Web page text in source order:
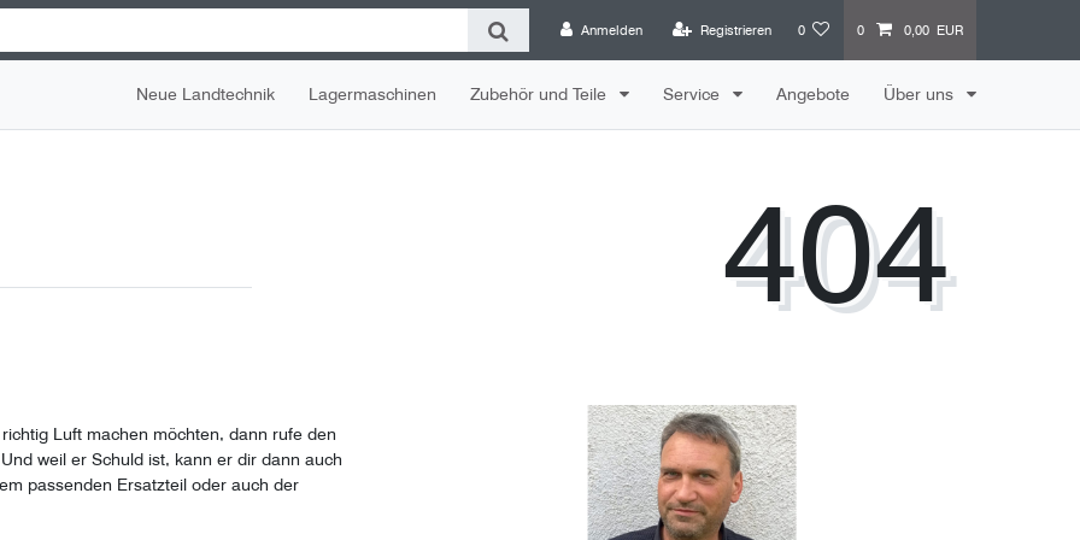
Anmelden Registrieren 0 0 0,00 EUR
Neue Landtechnik Lagermaschinen Zubehör und Teile Service Angebote Über uns
404
Luft machen möchten, dann rufe den
weil er Schuld ist, kann er dir dann auch
passenden Ersatzteil oder auch der